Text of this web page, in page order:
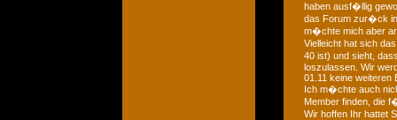
haben ausf�llig
das Forum zur�ck
m�chte mich aber
Vielleicht hat sich
40 ist) und sieht,
loszulassen. Wir
01.11 keine weiteren
Ich m�chte auch
Member finden, die
Wir hoffen Ihr hattet